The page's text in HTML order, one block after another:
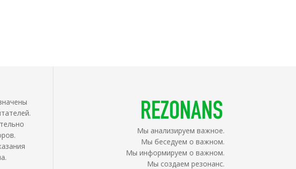
Мы анализируем важное.
Мы беседуем о важном.
Мы информируем о важном.
Мы создаем резонанс.